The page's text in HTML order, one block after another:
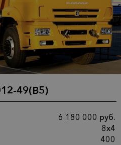
49(B5)
6 180 000 руб.
8х4
400